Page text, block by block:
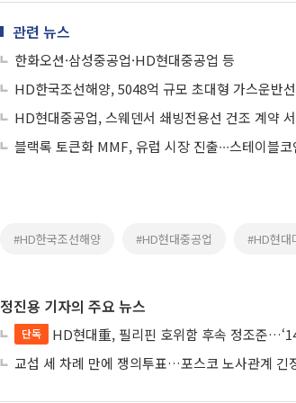
관련 뉴스
한화오션·삼성중공업·HD현대중공업 등
HD한국조선해양, 5048억 규모 초대형 가스운반
HD현대중공업, 스웨덴서 쇄빙전용선 건조 계약
블랙록 토큰화 MMF, 유럽 시장 진출∙∙∙스테이블
#HD한국조선해양 #HD현대중공업 #HD현대
정진용 기자의 주요 뉴스
단독
HD현대重, 필리핀 호위함 후속 정조준
교섭 세 차례 만에 쟁의투표…포스코 노사관계 긴